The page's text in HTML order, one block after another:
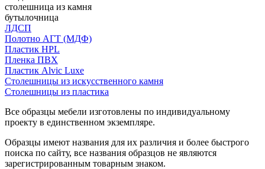
столешница из камня
бутылочница
ЛДСП
Полотно АГТ (МДФ)
Пластик HPL
Пленка ПВХ
Пластик Alvic Luxe
Столешницы из искусственного камня
Столешницы из пластика
Все образцы мебели изготовлены по индивидуальному
проекту в единственном экземпляре.
Образцы имеют названия для их различия и более быстрого
поиска по сайту, все названия образцов не являются
зарегистрированным товарным знаком.